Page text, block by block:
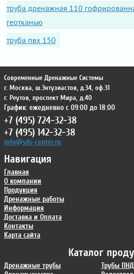
труба дренажная 110
геотканью
труба пвх 150
Каталог
Дренажные трубы
Трубы
Навигация
Главная
О компании
Продукция
Дренажные работы
Информация
Доставка и Оплата
Контакты
Карта сайта
Современные Дренажные Системы
г. Москва, ш.Энтузиастов, д.34, оф.31
г. Реутов, проспект Мира, д.40
График: ежедневно с 09:00 до 18:00
+7 (495) 724-32-38
+7 (495) 142-32-38
info@sds-center.ru